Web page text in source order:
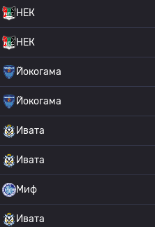
НЕК
НЕК
Йокогама
Йокогама
Ивата
Ивата
Миф
Ивата